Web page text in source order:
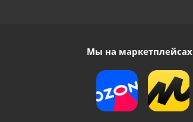
Мы на маркетплейсах